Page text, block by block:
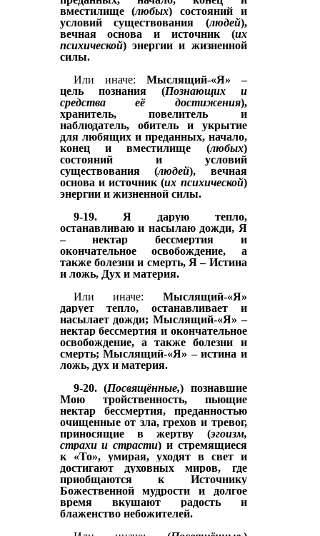
вместилище (любых) состояний и
условийсуществования (людей),
вечная основа и источник (их
психической) энергии и жизненной
силы.
Или иначе:
Мыслящий-«Я» –
цель познания (Познающих и
средства её достижения),
хранитель, повелитель и
наблюдатель, обитель и укрытие
для любящих и преданных, начало,
конец и вместилище (любых)
состояний и условий
существования(людей), вечная
основа и источник (их психической)
энергии и жизненной силы.
9-19. Я дарую тепло,
останавливаюи насылаю дожди, Я
– нектар бессмертия и
окончательное освобождение, а
также болезни и смерть, Я – Истина
и ложь, Дух и материя.
Или иначе:
Мыслящий-«Я»
дарует тепло, останавливаети
насылает дожди; Мыслящий-«Я» –
нектар бессмертия и окончательное
освобождение, а также болезни и
смерть;Мыслящий-«Я» – истина и
ложь, дух и материя.
9-20. (Посвящённые,) познавшие
Мою тройственность, пьющие
нектар бессмертия,
преданностью
очищенные от зла, грехов и тревог,
приносящие в жертву (эгоизм,
страхи и страсти) и стремящиеся
к «То», умирая, уходят в свет и
достигают духовных миров, где
приобщаются к Источнику
Божественной мудрости и долгое
время вкушаютрадость и
блаженство небожителей.